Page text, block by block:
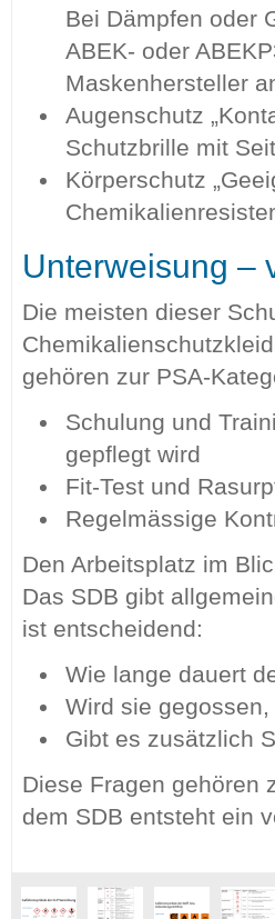
Bei Dämpfen oder
ABEK- oder
Maskenhersteller
Augenschutz
Schutzbrille mit
Körperschutz
Unterweisung –
Die meisten dieser
gehören zur PSA-
Schulung und
gepflegt wird
Fit-Test und
Regelmässige
Den Arbeitsplatz im
Das SDB gibt
ist entscheidend:
Wie lange dauert
Wird sie
Gibt es zusätzlich
Diese Fragen gehören
dem SDB entsteht ein